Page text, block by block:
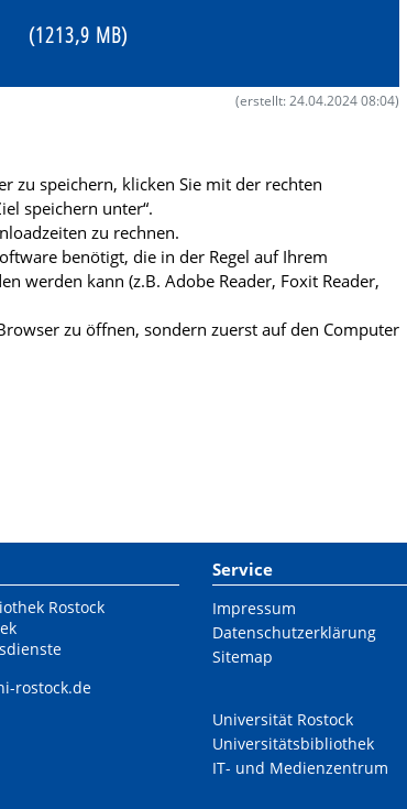
(1213,9 MB)
(erstellt: 24.04.2024 08:04)
zu speichern, klicken Sie mit der rechten
speichern unter“.
zu rechnen.
benötigt, die in der Regel auf Ihrem
werden kann (z.B. Adobe Reader, Foxit Reader,
zu öffnen, sondern zuerst auf den Computer
Rostock
rostock.de
Service
Impressum
Datenschutzerklärung
Sitemap
Universität Rostock
Universitätsbibliothek
IT- und Medienzentrum